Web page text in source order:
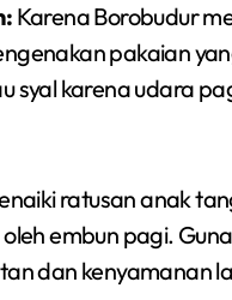
Karena Borobudur
pakaian
syal karena udara
ratusan anak
embun pagi.
dan kenyamanan